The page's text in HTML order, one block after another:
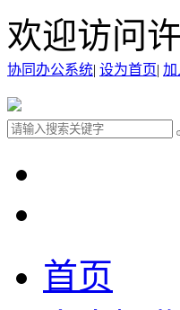
欢迎访问
协同办公系统| 设为首页| 加
首页